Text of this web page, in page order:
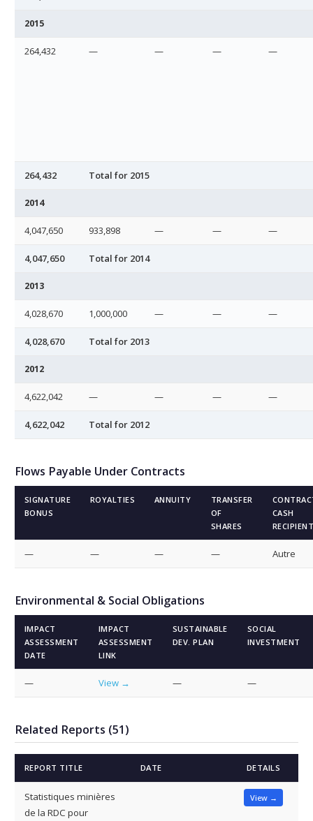
2015
264,432 — — — —
264,432 Total for 2015
2014
4,047,650 933,898 — — —
4,047,650 Total for 2014
2013
4,028,670 1,000,000 — — —
4,028,670 Total for 2013
2012
4,622,042 — — — —
4,622,042 Total for 2012
Flows Payable Under Contracts
SIGNATURE
BONUS
ROYALTIES ANNUITY
TRANSFER
OF
SHARES
CASH
RECIPIENT
— — — — Autre
Environmental & Social Obligations
IMPACT
ASSESSMENT
DATE
IMPACT
ASSESSMENT
LINK
SUSTAINABLE
DEV. PLAN
SOCIAL
INVESTMENT
— View → — —
Related Reports (51)
REPORT TITLE DATE DETAILS
Statistiques minières
de la RDC pour
View →